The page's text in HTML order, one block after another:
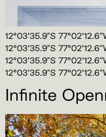
12°03’35.9″S
12°03’35.9″S
12°03’35.9″S
12°03’35.9″S
Infinite